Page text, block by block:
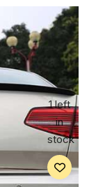
1 left
in
stock